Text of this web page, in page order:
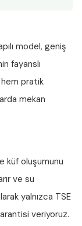
model, geniş
fayanslı
pratik
mekan
küf oluşumunu
ve su
yalnızca TSE
veriyoruz.